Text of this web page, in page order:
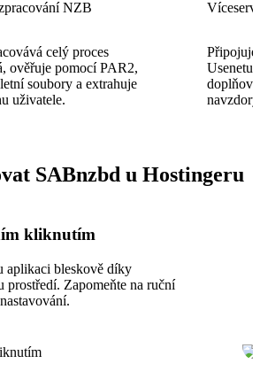
NZB
celý proces
ověřuje pomocí PAR2,
soubory a extrahuje
uživatele.
Připojuje
Usenetu
SABnzbd u Hostingeru
kliknutím
aplikaci bleskově díky
prostředí. Zapomeňte na ruční